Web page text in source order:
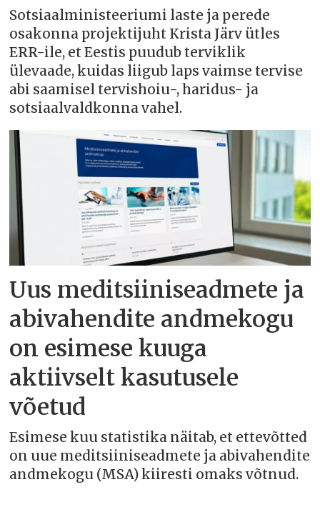
Sotsiaalministeeriumi laste ja perede
osakonna projektijuht Krista Järv ütles
ERR-ile, et Eestis puudub terviklik
ülevaade, kuidas liigub laps vaimse tervise
abi saamisel tervishoiu-, haridus- ja
sotsiaalvaldkonna vahel.
Uus meditsiiniseadmete ja
abivahendite andmekogu
on esimese kuuga
aktiivselt kasutusele
võetud
Esimese kuu statistika näitab, et ettevõtted
on uue meditsiiniseadmete ja abivahendite
andmekogu (MSA) kiiresti omaks võtnud.